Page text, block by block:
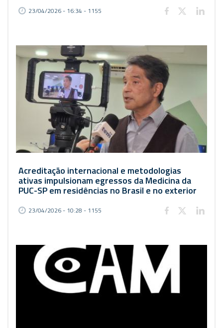
23/04/2026 - 16:34 - 1155
Acreditação internacional e metodologias
ativas impulsionam egressos da Medicina da
PUC-SP em residências no Brasil e no exterior
23/04/2026 - 10:28 - 1155